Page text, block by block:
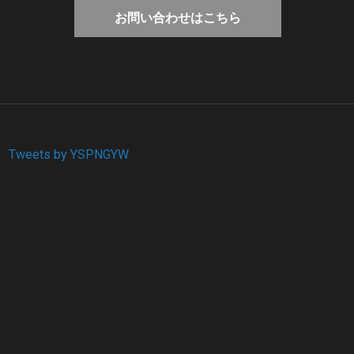
お問い合わせはこちら
Tweets by YSPNGYW